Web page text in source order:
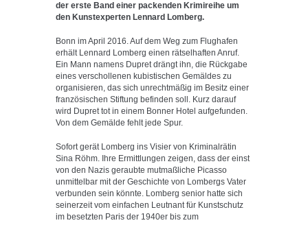
der erste Band einer packenden Krimireihe um
den Kunstexperten Lennard Lomberg.
Bonn im April 2016. Auf dem Weg zum Flughafen
erhält Lennard Lomberg einen rätselhaften Anruf.
Ein Mann namens Dupret drängt ihn, die Rückgabe
eines verschollenen kubistischen Gemäldes zu
organisieren, das sich unrechtmäßig im Besitz einer
französischen Stiftung befinden soll. Kurz darauf
wird Dupret tot in einem Bonner Hotel aufgefunden.
Von dem Gemälde fehlt jede Spur.
Sofort gerät Lomberg ins Visier von Kriminalrätin
Sina Röhm. Ihre Ermittlungen zeigen, dass der einst
von den Nazis geraubte mutmaßliche Picasso
unmittelbar mit der Geschichte von Lombergs Vater
verbunden sein könnte. Lomberg senior hatte sich
seinerzeit vom einfachen Leutnant für Kunstschutz
im besetzten Paris der 1940er bis zum